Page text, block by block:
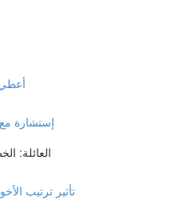
أعطي 20% , إحصلي على
إستشارة مع
العائلة:
تأثير ترتيب